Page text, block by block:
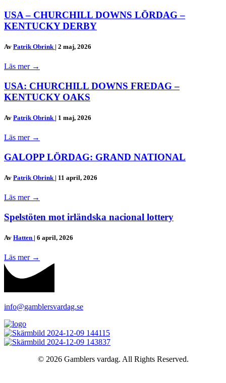
USA – CHURCHILL DOWNS LÖRDAG –
KENTUCKY DERBY
Av Patrik Obrink | 2 maj, 2026
Läs mer →
USA: CHURCHILL DOWNS FREDAG –
KENTUCKY OAKS
Av Patrik Obrink | 1 maj, 2026
Läs mer →
GALOPP LÖRDAG: GRAND NATIONAL
Av Patrik Obrink | 11 april, 2026
Läs mer →
Spelstöten mot irländska nacional lottery
Av Hatten | 6 april, 2026
Läs mer →
info@gamblersvardag.se
© 2026 Gamblers vardag. All Rights Reserved.